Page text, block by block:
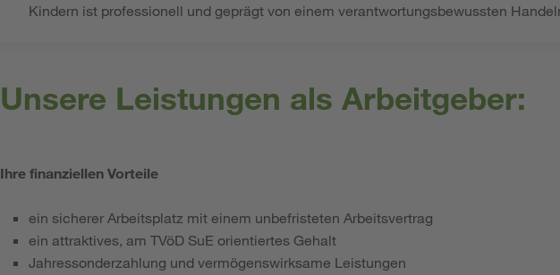
Kindern ist professionell und geprägt von einem verantwortungsbewussten
Unsere Leistungen als Arbeitgeber:
Ihre finanziellen Vorteile
ein sicherer Arbeitsplatz mit einem unbefristeten Arbeitsvertrag
ein attraktives, am TVöD SuE orientiertes Gehalt
Jahressonderzahlung und vermögenswirksame Leistungen